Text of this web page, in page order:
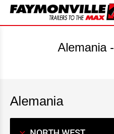
Alemania
Alemania